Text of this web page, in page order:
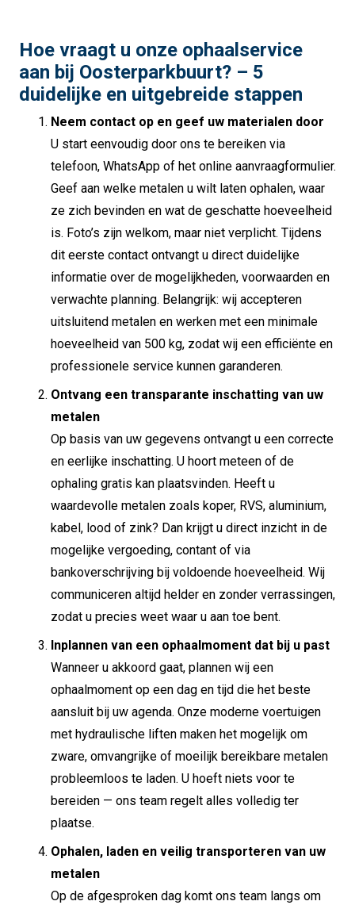
Hoe vraagt u onze ophaalservice
aan bij Oosterparkbuurt? – 5
duidelijke en uitgebreide stappen
Neem contact op en geef uw materialen door
U start eenvoudig door ons te bereiken via
telefoon, WhatsApp of het online aanvraagformulier.
Geef aan welke metalen u wilt laten ophalen, waar
ze zich bevinden en wat de geschatte hoeveelheid
is. Foto’s zijn welkom, maar niet verplicht. Tijdens
dit eerste contact ontvangt u direct duidelijke
informatie over de mogelijkheden, voorwaarden en
verwachte planning. Belangrijk: wij accepteren
uitsluitend metalen en werken met een minimale
hoeveelheid van 500 kg, zodat wij een efficiënte en
professionele service kunnen garanderen.
Ontvang een transparante inschatting van uw
metalen
Op basis van uw gegevens ontvangt u een correcte
en eerlijke inschatting. U hoort meteen of de
ophaling gratis kan plaatsvinden. Heeft u
waardevolle metalen zoals koper, RVS, aluminium,
kabel, lood of zink? Dan krijgt u direct inzicht in de
mogelijke vergoeding, contant of via
bankoverschrijving bij voldoende hoeveelheid. Wij
communiceren altijd helder en zonder verrassingen,
zodat u precies weet waar u aan toe bent.
Inplannen van een ophaalmoment dat bij u past
Wanneer u akkoord gaat, plannen wij een
ophaalmoment op een dag en tijd die het beste
aansluit bij uw agenda. Onze moderne voertuigen
met hydraulische liften maken het mogelijk om
zware, omvangrijke of moeilijk bereikbare metalen
probleemloos te laden. U hoeft niets voor te
bereiden — ons team regelt alles volledig ter
plaatse.
Ophalen, laden en veilig transporteren van uw
metalen
Op de afgesproken dag komt ons team langs om